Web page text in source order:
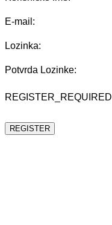
E-mail:
Lozinka:
Potvrda Lozinke:
REGISTER_REQUIRED
REGISTER